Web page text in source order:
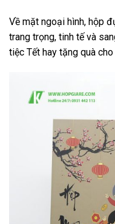
Về mặt ngoại hình, hộp
trang trọng, tinh tế và
tiệc Tết hay tặng quà